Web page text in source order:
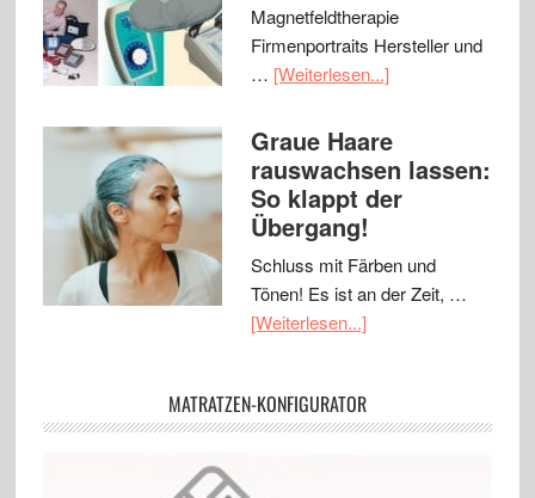
Magnetfeldtherapie
Firmenportraits Hersteller und
… [Weiterlesen...]
Graue Haare
rauswachsen lassen:
So klappt der
Übergang!
Schluss mit Färben und
Tönen! Es ist an der Zeit, …
[Weiterlesen...]
MATRATZEN-KONFIGURATOR